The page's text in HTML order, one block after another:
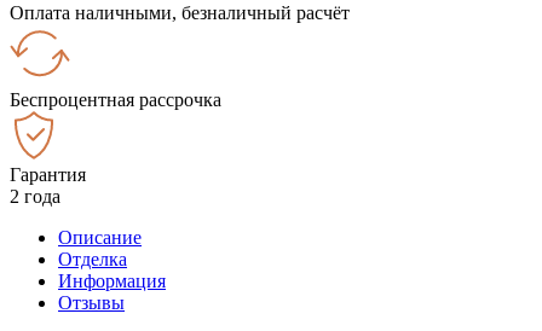
Оплата наличными, безналичный расчёт
Беспроцентная рассрочка
Гарантия
2 года
Описание
Отделка
Информация
Отзывы